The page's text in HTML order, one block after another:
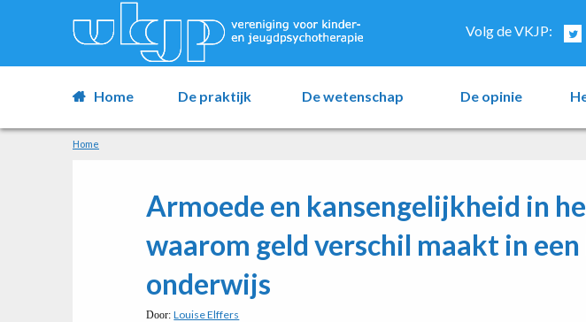
Volg de VKJP:
Home De praktijk De wetenschap De opinie
Home
Armoede en kansengelijkheid in
waarom geld verschil maakt in
onderwijs
Door:Louise Elffers